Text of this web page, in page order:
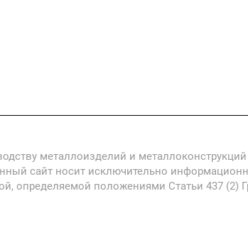
металлоизделий и
сайт носит исключительно
определяемой положениями Статьи 437 (2)